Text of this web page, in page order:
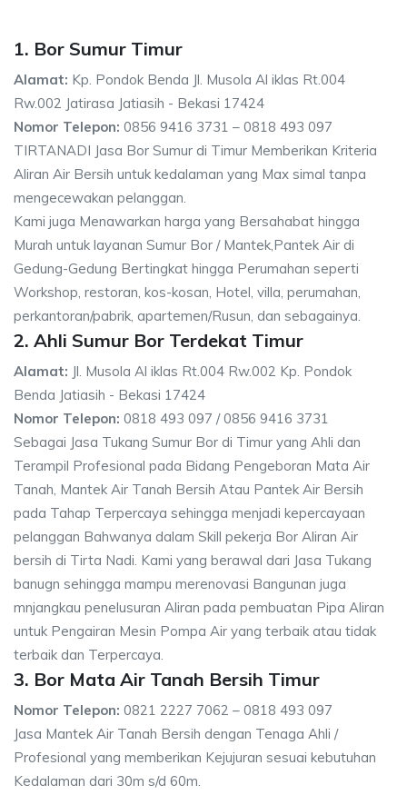
1. Bor Sumur Timur
Alamat: Kp. Pondok Benda Jl. Musola Al iklas Rt.004
Rw.002 Jatirasa Jatiasih - Bekasi 17424
Nomor Telepon: 0856 9416 3731 – 0818 493 097
TIRTANADI Jasa Bor Sumur di Timur Memberikan Kriteria
Aliran Air Bersih untuk kedalaman yang Max simal tanpa
mengecewakan pelanggan.
Kami juga Menawarkan harga yang Bersahabat hingga
Murah untuk layanan Sumur Bor / Mantek,Pantek Air di
Gedung-Gedung Bertingkat hingga Perumahan seperti
Workshop, restoran, kos-kosan, Hotel, villa, perumahan,
perkantoran/pabrik, apartemen/Rusun, dan sebagainya.
2. Ahli Sumur Bor Terdekat Timur
Alamat: Jl. Musola Al iklas Rt.004 Rw.002 Kp. Pondok
Benda Jatiasih - Bekasi 17424
Nomor Telepon: 0818 493 097 / 0856 9416 3731
Sebagai Jasa Tukang Sumur Bor di Timur yang Ahli dan
Terampil Profesional pada Bidang Pengeboran Mata Air
Tanah, Mantek Air Tanah Bersih Atau Pantek Air Bersih
pada Tahap Terpercaya sehingga menjadi kepercayaan
pelanggan Bahwanya dalam Skill pekerja Bor Aliran Air
bersih di Tirta Nadi. Kami yang berawal dari Jasa Tukang
banugn sehingga mampu merenovasi Bangunan juga
mnjangkau penelusuran Aliran pada pembuatan Pipa Aliran
untuk Pengairan Mesin Pompa Air yang terbaik atau tidak
terbaik dan Terpercaya.
3. Bor Mata Air Tanah Bersih Timur
Nomor Telepon: 0821 2227 7062 – 0818 493 097
Jasa Mantek Air Tanah Bersih dengan Tenaga Ahli /
Profesional yang memberikan Kejujuran sesuai kebutuhan
Kedalaman dari 30m s/d 60m.